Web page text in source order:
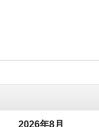
2026年8月